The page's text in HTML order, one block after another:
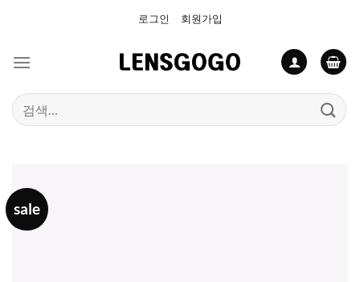
로그인 회원가입
검
색:
sale